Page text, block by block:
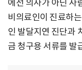
에선 의사가 아닌 사
비의료인이 진료하
인 발달지연 진단과
금 청구용 서류를 발